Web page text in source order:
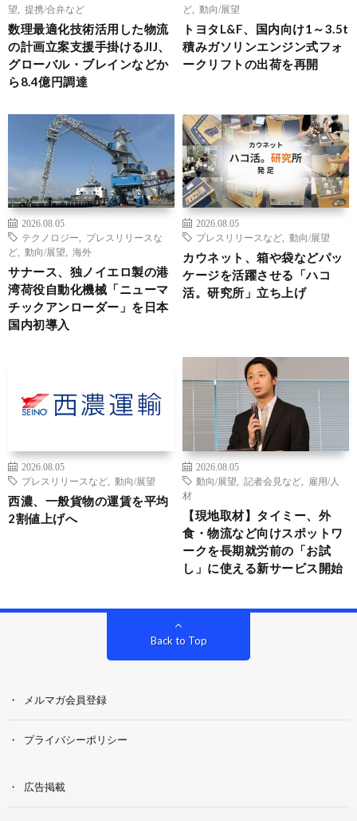
望
提携/合弁など
数理最適化技術活用した物流
の計画立案支援手掛けるJIJ、
グローバル・ブレインなどか
ら8.4億円調達
ど
動向/展望
トヨタL&F、国内向け1～3.5t
積みガソリンエンジン式フォ
ークリフトの出荷を再開
2026.08.05
テクノロジー
プレスリリースな
ど
動向/展望 海外
サナース、独ノイエロ製の港
湾荷役自動化機械「ニューマ
チックアンローダー」を日本
国内初導入
2026.08.05
プレスリリースなど
動向/展望
カウネット、箱や袋などパッ
ケージを活躍させる「ハコ
活。研究所」立ち上げ
2026.08.05
プレスリリースなど
動向/展望
西濃、一般貨物の運賃を平均
2割値上げへ
2026.08.05
動向/展望
記者会見など
雇用/人
材
【現地取材】タイミー、外
食・物流など向けスポットワ
ークを長期就労前の「お試
し」に使える新サービス開始
Back to Top
メルマガ会員登録
プライバシーポリシー
広告掲載